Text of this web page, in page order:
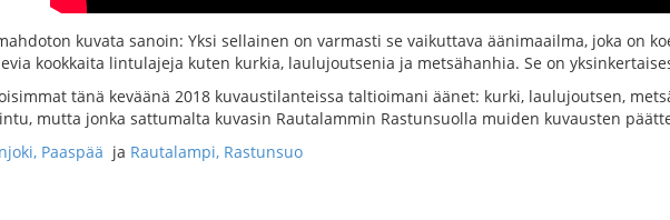
kuvata sanoin: Yksi sellainen on varmasti se vaikuttava äänimaailma, joka on
kookkaita lintulajeja kuten kurkia, laulujoutsenia ja metsähanhia. Se on
tänä keväänä 2018 kuvaustilanteissa taltioimani äänet: kurki, laulujoutsen,
mutta jonka sattumalta kuvasin Rautalammin Rastunsuolla muiden kuvausten
Paaspää ja Rautalampi, Rastunsuo